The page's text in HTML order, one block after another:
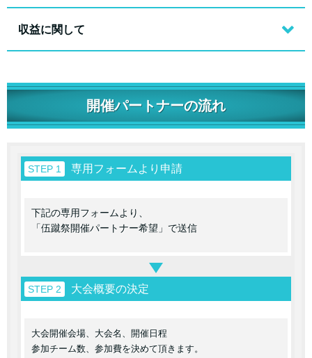
収益に関して
開催パートナーの流れ
STEP 1 専用フォームより申請
下記の専用フォームより、
「伍蹴祭開催パートナー希望」で送信
STEP 2 大会概要の決定
大会開催会場、大会名、開催日程
参加チーム数、参加費を決めて頂きます。